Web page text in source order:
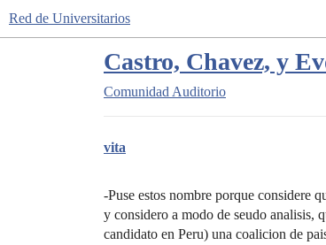
Red de Universitarios
Castro, Chavez, y
Comunidad Auditorio
vita
-Puse estos nombre porque considere
y considero a modo de seudo analisis,
candidato en Peru) una coalicion de